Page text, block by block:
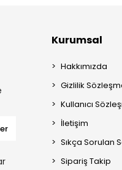
Kurumsal
Hakkımızda
Gizlilik
Kullanıcı
İletişim
Sıkça Sorulan
Sipariş Takip